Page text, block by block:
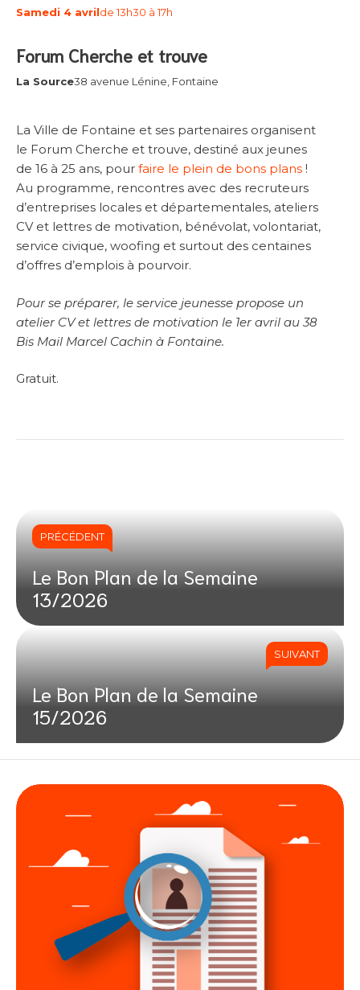
Samedi 4 avrilde 13h30 à 17h
Forum Cherche et trouve
La Source38 avenue Lénine, Fontaine
La Ville de Fontaine et ses partenaires organisent
le Forum Cherche et trouve, destiné aux jeunes
de 16 à 25 ans, pour faire le plein de bons plans !
Au programme, rencontres avec des recruteurs
d’entreprises locales et départementales, ateliers
CV et lettres de motivation, bénévolat, volontariat,
service civique, woofing et surtout des centaines
d’offres d’emplois à pourvoir.
Pour se préparer, le service jeunesse propose un
atelier CV et lettres de motivation le 1er avril au 38
Bis Mail Marcel Cachin à Fontaine.
Gratuit.
PRÉCÉDENT
Le Bon Plan de la Semaine
13/2026
SUIVANT
Le Bon Plan de la Semaine
15/2026